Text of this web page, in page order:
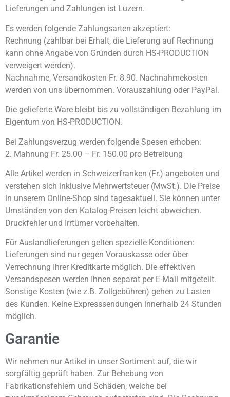
Lieferungen und Zahlungen ist Luzern.
Es werden folgende Zahlungsarten akzeptiert:
Rechnung (zahlbar bei Erhalt, die Lieferung auf Rechnung
kann ohne Angabe von Gründen durch HS-PRODUCTION
verweigert werden).
Nachnahme, Versandkosten Fr. 8.90. Nachnahmekosten
werden von uns übernommen. Vorauszahlung oder PayPal.
Die gelieferte Ware bleibt bis zu vollständigen Bezahlung im
Eigentum von HS-PRODUCTION.
Bei Zahlungsverzug werden folgende Spesen erhoben:
2. Mahnung Fr. 25.00 – Fr. 150.00 pro Betreibung
Alle Artikel werden in Schweizerfranken (Fr.) angeboten und
verstehen sich inklusive Mehrwertsteuer (MwSt.). Die Preise
in unserem Online-Shop sind tagesaktuell. Sie können unter
Umständen von den Katalog-Preisen leicht abweichen.
Druckfehler und Irrtümer vorbehalten.
Für Auslandlieferungen gelten spezielle Konditionen:
Lieferungen sind nur gegen Vorauskasse oder über
Verrechnung Ihrer Kreditkarte möglich. Die effektiven
Versandspesen werden Ihnen separat per E-Mail mitgeteilt.
Sonstige Kosten (wie z.B. Zollgebühren) gehen zu Lasten
des Kunden. Keine Expresssendungen innerhalb 24 Stunden
möglich.
Garantie
Wir nehmen nur Artikel in unser Sortiment auf, die wir
sorgfältig geprüft haben. Zur Behebung von
Fabrikationsfehlern und Schäden, welche bei